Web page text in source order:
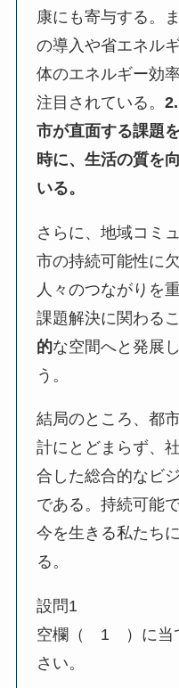
康にも寄与する。
の導入や省エネル
体のエネルギー効
注目されている。
市が直面する課題
時に、生活の質を
いる。
さらに、地域コ
市の持続可能性に
人々のつながりを
課題解決に関わる
的な空間へと発展
う。
結局のところ、都
計にとどまらず、
合した総合的なビ
である。持続可能
今を生きる私たち
る。
設問1
空欄（ 1 ）に当
さい。